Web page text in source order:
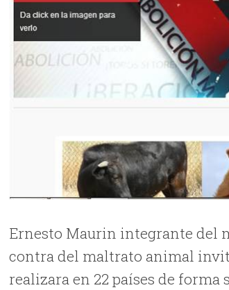
Ernesto Maurin integrante del
contra del maltrato animal
realizara en 22 países de